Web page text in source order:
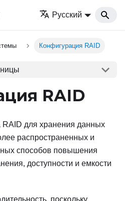
Русский
Конфигурация RAID
RAID
для хранения данных
распространенных и
способов повышения
доступности и емкости
поскольку